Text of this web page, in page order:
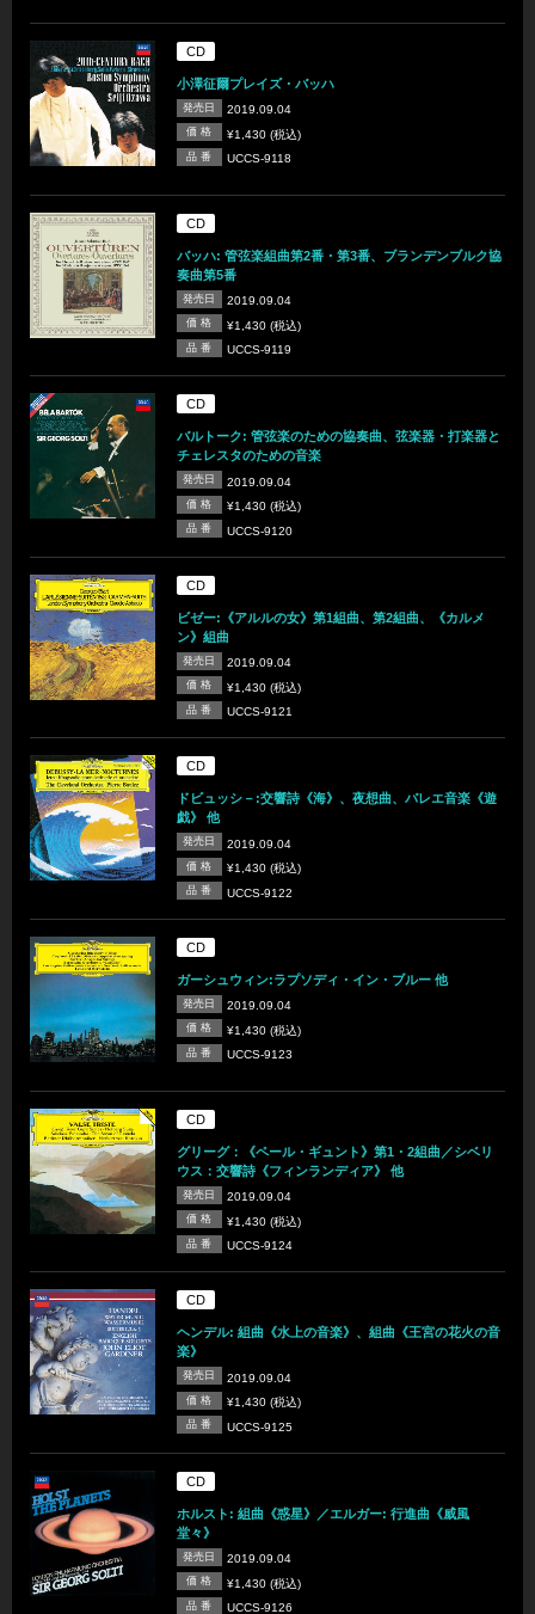
CD
小澤征爾プレイズ・バッハ
発売日 2019.09.04
価 格 ¥1,430 (税込)
品 番 UCCS-9118
CD
バッハ: 管弦楽組曲第2番・第3番、ブランデンブルク協
奏曲第5番
発売日 2019.09.04
価 格 ¥1,430 (税込)
品 番 UCCS-9119
CD
バルトーク: 管弦楽のための協奏曲、弦楽器・打楽器と
チェレスタのための音楽
発売日 2019.09.04
価 格 ¥1,430 (税込)
品 番 UCCS-9120
CD
ビゼー:《アルルの女》第1組曲、第2組曲、《カルメ
ン》組曲
発売日 2019.09.04
価 格 ¥1,430 (税込)
品 番 UCCS-9121
CD
ドビュッシ－:交響詩《海》、夜想曲、バレエ音楽《遊
戯》 他
発売日 2019.09.04
価 格 ¥1,430 (税込)
品 番 UCCS-9122
CD
ガーシュウィン:ラプソディ・イン・ブルー 他
発売日 2019.09.04
価 格 ¥1,430 (税込)
品 番 UCCS-9123
CD
グリーグ：《ペール・ギュント》第1・2組曲／シベリ
ウス：交響詩《フィンランディア》 他
発売日 2019.09.04
価 格 ¥1,430 (税込)
品 番 UCCS-9124
CD
ヘンデル: 組曲《水上の音楽》、組曲《王宮の花火の音
楽》
発売日 2019.09.04
価 格 ¥1,430 (税込)
品 番 UCCS-9125
CD
ホルスト: 組曲《惑星》／エルガー: 行進曲《威風
堂々》
発売日 2019.09.04
価 格 ¥1,430 (税込)
品 番 UCCS-9126